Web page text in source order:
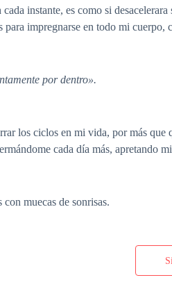
instante, es como si
para impregnarse en todo mi cuerpo,
por dentro».
los ciclos en mi vida, por más
cada día más, apretando
muecas de sonrisas.
vez de verte regresar en mis